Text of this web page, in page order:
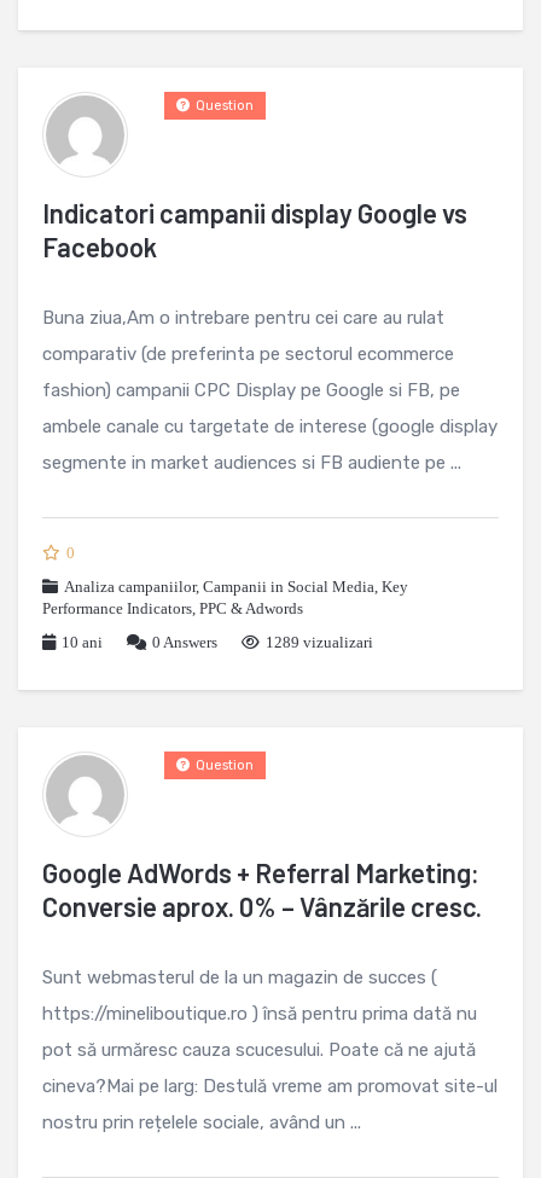
Indicatori campanii display Google vs
Facebook
Question
Buna ziua,Am o intrebare pentru cei care au rulat
comparativ (de preferinta pe sectorul ecommerce
fashion) campanii CPC Display pe Google si FB, pe
ambele canale cu targetate de interese (google display
segmente in market audiences si FB audiente pe ...
0
Analiza campaniilor, Campanii in Social Media, Key
Performance Indicators, PPC & Adwords
10 ani
0 Answers 1289 vizualizari
Google AdWords + Referral Marketing:
Conversie aprox. 0% – Vânzările cresc.
Question
Sunt webmasterul de la un magazin de succes (
https://mineliboutique.ro ) însă pentru prima dată nu
pot să urmăresc cauza scucesului. Poate că ne ajută
cineva?Mai pe larg: Destulă vreme am promovat site-ul
nostru prin rețelele sociale, având un ...